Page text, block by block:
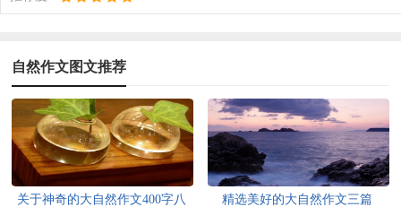
自然作文图文推荐
关于神奇的大自然作文400字八
精选美好的大自然作文三篇